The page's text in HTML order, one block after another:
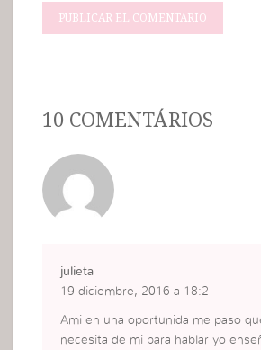
10 COMENTÁRIOS
julieta
19 diciembre, 2016 a 18:2
Ami en una oportunida me paso
necesita de mi para hablar yo